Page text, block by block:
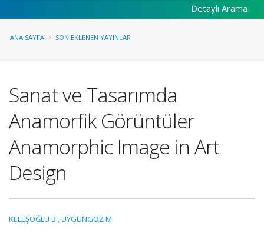
Detaylı Arama
ANA SAYFA SON EKLENEN YAYINLAR
Sanat ve Tasarımda
Anamorfik Görüntüler
Anamorphic Image in Art
Design
KELEŞOĞLU B.,UYGUNGÖZ M.